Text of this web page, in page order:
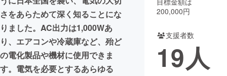
さをあらためて深く知ることにな
りました。AC出力は1,000Wあ
り、エアコンや冷蔵庫など、殆ど
の電化製品や機材に使用できま
す。電気を必要とするあらゆる
200,000円
支援者数
19人